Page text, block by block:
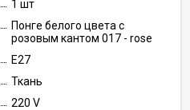
1 шт
Понге белого цвета с
розовым кантом 017 - rose
E27
Ткань
220 V